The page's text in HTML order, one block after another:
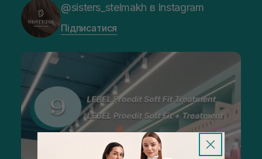
@sisters_stelmakh в Instagram
Підписатися